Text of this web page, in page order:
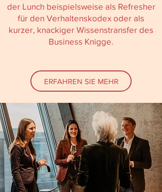
der Lunch beispielsweise als Refresher
für den Verhaltenskodex oder als
kurzer, knackiger Wissenstransfer des
Business Knigge.
ERFAHREN SIE MEHR